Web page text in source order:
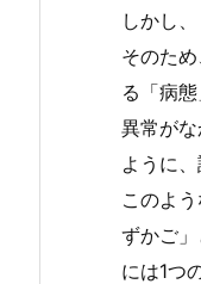
しかし
そのた
る「病
異常が
ように
このよ
ずかご
には1つ